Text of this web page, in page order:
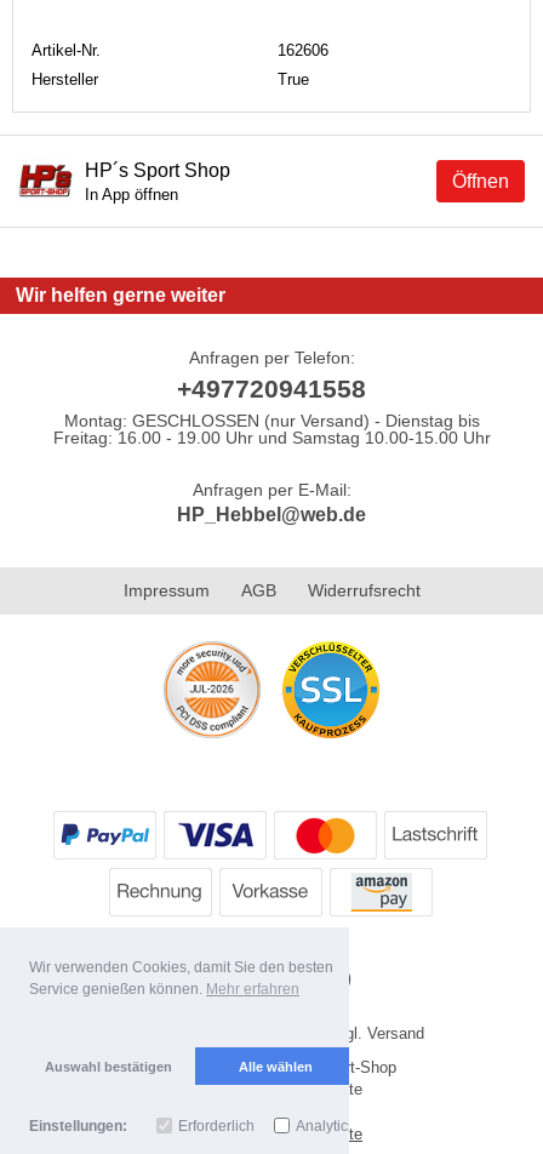
Wir verwenden Cookies, damit Sie den besten
Service genießen können. Mehr erfahren
Auswahl bestätigen Alle wählen
Einstellungen: Erforderlich Analytics
Artikel-Nr.
162606
Hersteller
True
Öffnen
HP´s Sport Shop
In App öffnen
Wir helfen gerne weiter
Anfragen per Telefon:
+497720941558
Montag: GESCHLOSSEN (nur Versand) - Dienstag bis
Freitag: 16.00 - 19.00 Uhr und Samstag 10.00-15.00 Uhr
Anfragen per E-Mail:
HP_Hebbel@web.de
Impressum AGB Widerrufsrecht
* Alle Preise inkl. MwSt. evtl. zzgl. Versand
Copyright 2026 by HP's Sport-Shop
Mobile Shop by Shopgate
Zur klassischen Webseite